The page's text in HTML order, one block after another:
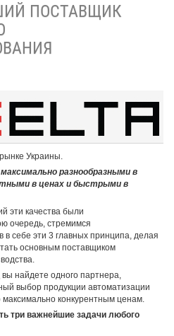
ПОСТАВЩИК
Украины.
разнообразными в
в ценах и быстрыми в
эти качества были
очередь, стремимся
в себе эти 3 главных принципа, делая
основным поставщиком
найдете одного партнера,
выбор продукции автоматизации
конкурентным ценам.
три важнейшие задачи любого